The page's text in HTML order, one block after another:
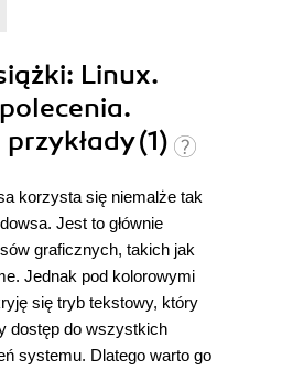
: Linux.
(1)
korzysta się niemalże tak
Jest to głównie
graficznych, takich jak
Jednak pod kolorowymi
się tryb tekstowy, który
dostęp do wszystkich
systemu. Dlatego warto go